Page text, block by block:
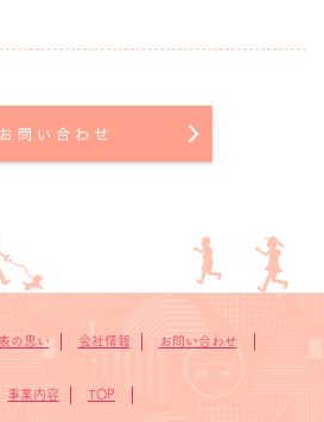
の思い 会社情報 お問い合わせ
事業内容 TOP